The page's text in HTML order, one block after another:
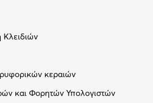
Κλειδιών
κεραιών
και Φορητών Υπολογιστών